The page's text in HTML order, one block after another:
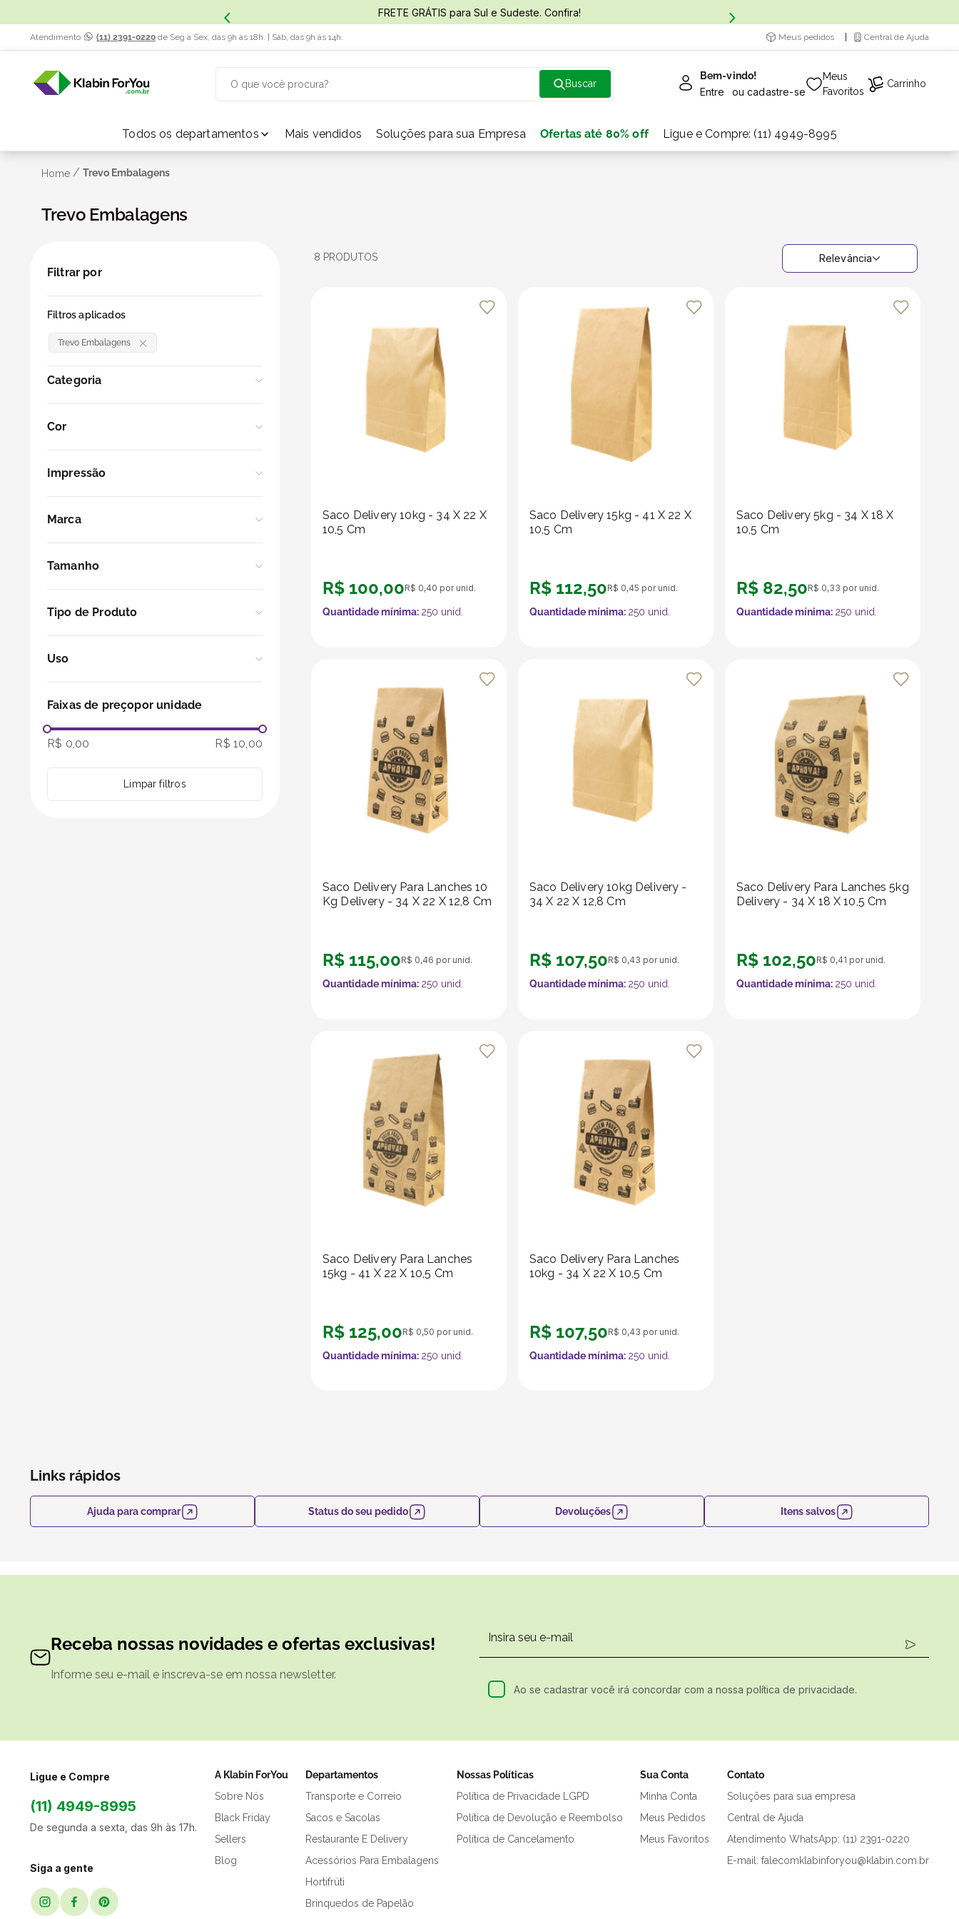
FRETE GRÁTIS para Sul e Sudeste. Confira!
Atendimento (11) 2391-0220 de Seg a Sex, das 9h às 18h. | Sáb, das 9h às 14h. Meus pedidos Central de Ajuda
Bem-vindo!
Entre ou cadastre-se
Meus
Favoritos
Carrinho
Todos os departamentos Mais vendidos Soluções para sua Empresa Ofertas até 80% off Ligue e Compre: (11) 4949-8995
Home / Trevo Embalagens
Trevo Embalagens
Filtrar por
Filtros aplicados
Trevo Embalagens
Categoria
Cor
Impressão
Marca
Tamanho
10 kg - Delivery
Tipo de Produto
Uso
Delivery
Faixas de preço
R$ 0,00 R$ 10,00
Limpar filtros
8 PRODUTOS Relevância
Saco Delivery 10kg - 34 X 22 X
10,5 Cm
R$ 100,00R$ 0,40 por unid.
Quantidade mínima: 250 unid.
Saco Delivery 15kg - 41 X 22 X
10,5 Cm
R$ 112,50R$ 0,45 por unid.
Quantidade mínima: 250 unid.
Saco Delivery 5kg - 34 X 18 X
10,5 Cm
R$ 82,50R$ 0,33 por unid.
Quantidade mínima: 250 unid.
Saco Delivery Para Lanches 10
Kg Delivery - 34 X 22 X 12,8 Cm
R$ 115,00R$ 0,46 por unid.
Quantidade mínima: 250 unid.
Saco Delivery 10kg Delivery -
34 X 22 X 12,8 Cm
R$ 107,50R$ 0,43 por unid.
Quantidade mínima: 250 unid.
Saco Delivery Para Lanches 5kg
Delivery - 34 X 18 X 10,5 Cm
R$ 102,50R$ 0,41 por unid.
Quantidade mínima: 250 unid.
Saco Delivery Para Lanches
15kg - 41 X 22 X 10,5 Cm
R$ 125,00R$ 0,50 por unid.
Quantidade mínima: 250 unid.
Saco Delivery Para Lanches
10kg - 34 X 22 X 10,5 Cm
R$ 107,50R$ 0,43 por unid.
Quantidade mínima: 250 unid.
Links rápidos
Ajuda para comprar Status do seu pedido Devoluções Itens salvos
Receba nossas novidades e ofertas exclusivas!
Informe seu e-mail e inscreva-se em nossa newsletter.
Ao se cadastrar você irá concordar com a nossa política de privacidade.
Ligue e Compre
(11) 4949-8995
De segunda a sexta, das 9h às 17h.
Siga a gente
A Klabin ForYou
Sobre Nós
Black Friday
Sellers
Blog
Departamentos
Transporte e Correio
Sacos e Sacolas
Restaurante E Delivery
Acessórios Para Embalagens
Hortifrúti
Brinquedos de Papelão
Nossas Políticas
Política de Privacidade LGPD
Política de Devolução e Reembolso
Política de Cancelamento
Sua Conta
Minha Conta
Meus Pedidos
Meus Favoritos
Contato
Soluções para sua empresa
Central de Ajuda
Atendimento WhatsApp: (11) 2391-0220
E-mail: falecomklabinforyou@klabin.com.br
TERMOS MAIS BUSCADOS
1º
2º caixa
5
8º saco